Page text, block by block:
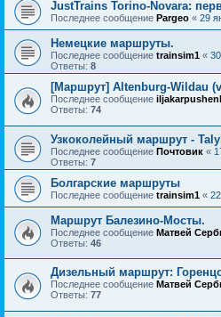
JustTrains Torino-Novara:
Последнее сообщение Pargeo « 29
Немецкие маршруты.
Последнее сообщение trainsim1 «
Ответы: 8
[Маршрут] Altenburg-Wildau
Последнее сообщение
Ответы: 74
Узкоколейный маршрут -
Последнее сообщение Почтовик «
Ответы: 7
Болгарские маршруты
Последнее сообщение trainsim1 «
Маршрут Балезино-Мосты.
Последнее сообщение Матвей
Ответы: 46
Дизельный маршрут:
Последнее сообщение Матвей
Ответы: 77